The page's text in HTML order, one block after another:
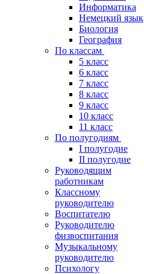
Информатика
Немецкий язык
Биология
География
По классам
5 класс
6 класс
7 класс
8 класс
9 класс
10 класс
11 класс
По полугодиям
I полугодие
II полугодие
Руководящим
работникам
Классному
руководителю
Воспитателю
Руководителю
физвоспитания
Музыкальному
руководителю
Психологу